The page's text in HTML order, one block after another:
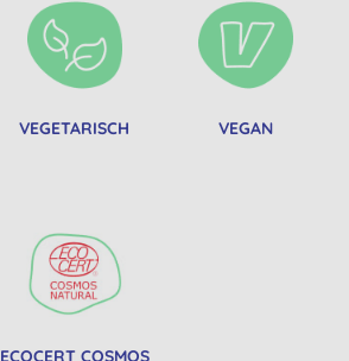
VEGETARISCH VEGAN
ECOCERT COSMOS